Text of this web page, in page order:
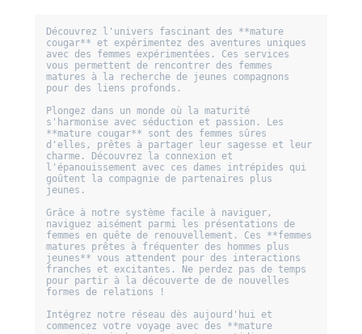
Découvrez l'univers fascinant des **mature
cougar** et expérimentez des aventures uniques
avec des femmes expérimentées. Ces services
vous permettent de rencontrer des femmes
matures à la recherche de jeunes compagnons
pour des liens profonds.
Plongez dans un monde où la maturité
s'harmonise avec séduction et passion. Les
**mature cougar** sont des femmes sûres
d'elles, prêtes à partager leur sagesse et leur
charme. Découvrez la connexion et
l'épanouissement avec ces dames intrépides qui
goûtent la compagnie de partenaires plus
jeunes.
Grâce à notre système facile à naviguer,
naviguez aisément parmi les présentations de
femmes en quête de renouvellement. Ces **femmes
matures prêtes à fréquenter des hommes plus
jeunes** vous attendent pour des interactions
franches et excitantes. Ne perdez pas de temps
pour partir à la découverte de de nouvelles
formes de relations !
Intégrez notre réseau dès aujourd'hui et
commencez votre voyage avec des **mature